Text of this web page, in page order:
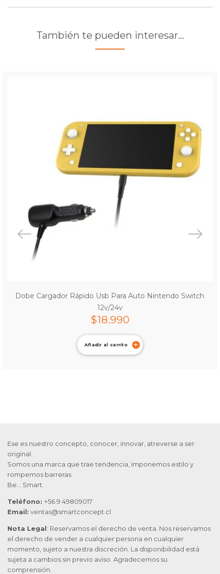
También te pueden interesar…
Dobe Cargador Rápido Usb Para Auto Nintendo Switch
12v/24v
$18.990
Añadir al carrito
Ese es nuestro concepto, conocer, innovar, atreverse a ser
original.
Somos una marca que trae tendencia, imponemos estilo y
rompemos barreras.
Be… Smart.
Teléfono: +56 9 49809017
Email: ventas@smartconcept.cl
Nota Legal: Reservamos el derecho de venta. Nos reservamos
el derecho de vender a cualquier persona en cualquier
momento, sujeto a nuestra discreción. La disponibilidad está
sujeta a cambios sin previo aviso. Agradecemos su
comprensión.